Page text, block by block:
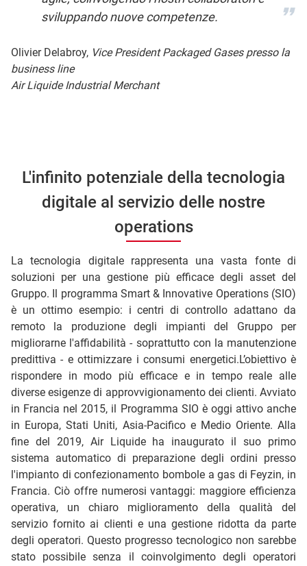
sviluppando nuove competenze.
Olivier Delabroy, Vice President Packaged Gases presso la
business line
Air Liquide Industrial Merchant
L'infinito potenziale della tecnologia
digitale al servizio delle nostre
operations
La tecnologia digitale rappresenta una vasta fonte di
soluzioni per una gestione più efficace degli asset del
Gruppo. Il programma Smart & Innovative Operations (SIO)
è un ottimo esempio: i centri di controllo adattano da
remoto la produzione degli impianti del Gruppo per
migliorarne l'affidabilità - soprattutto con la manutenzione
predittiva - e ottimizzare i consumi energetici.L’obiettivo è
rispondere in modo più efficace e in tempo reale alle
diverse esigenze di approvvigionamento dei clienti. Avviato
in Francia nel 2015, il Programma SIO è oggi attivo anche
in Europa, Stati Uniti, Asia-Pacifico e Medio Oriente. Alla
fine del 2019, Air Liquide ha inaugurato il suo primo
sistema automatico di preparazione degli ordini presso
l'impianto di confezionamento bombole a gas di Feyzin, in
Francia. Ciò offre numerosi vantaggi: maggiore efficienza
operativa, un chiaro miglioramento della qualità del
servizio fornito ai clienti e una gestione ridotta da parte
degli operatori. Questo progresso tecnologico non sarebbe
stato possibile senza il coinvolgimento degli operatori